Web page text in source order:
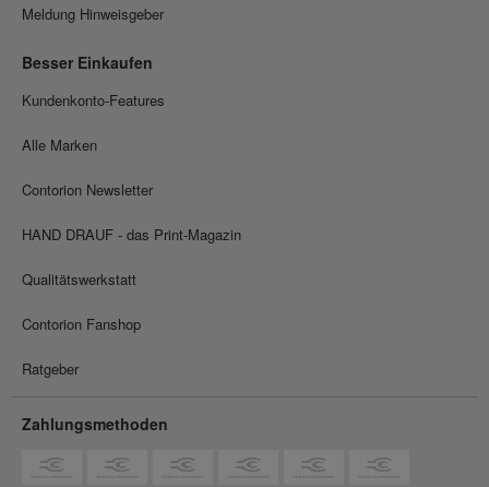
Meldung Hinweisgeber
Besser Einkaufen
Kundenkonto-Features
Alle Marken
Contorion Newsletter
HAND DRAUF - das Print-Magazin
Qualitätswerkstatt
Contorion Fanshop
Ratgeber
Zahlungsmethoden